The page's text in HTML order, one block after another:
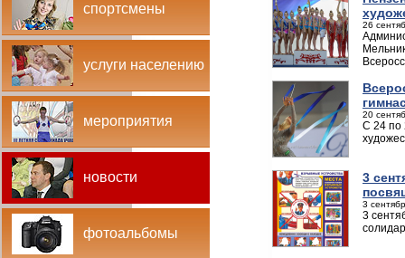
спортсмены
услуги населению
мероприятия
новости
фотоальбомы
26
20
С 24 по
3
3
3